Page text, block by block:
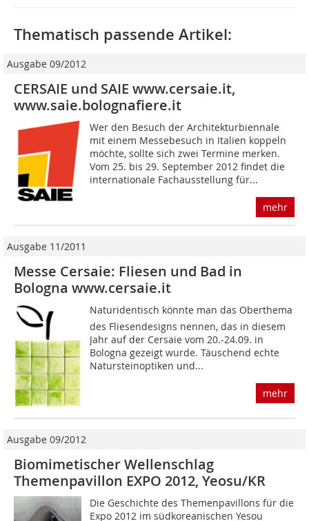
Thematisch passende Artikel:
Ausgabe 09/2012
CERSAIE und SAIE www.cersaie.it,
www.saie.bolognafiere.it
Wer den Besuch der Architekturbiennale
mit einem Messebesuch in Italien koppeln
möchte, sollte sich zwei Termine merken.
Vom 25. bis 29. September 2012 findet die
internationale Fachausstellung für...
mehr
Ausgabe 11/2011
Messe Cersaie: Fliesen und Bad in
Bologna www.cersaie.it
Naturidentisch könnte man das Oberthema
des Fliesendesigns nennen, das in diesem
Jahr auf der Cersaie vom 20.-24.09. in
Bologna gezeigt wurde. Täuschend echte
Natursteinoptiken und...
mehr
Ausgabe 09/2012
Biomimetischer Wellenschlag
Themenpavillon EXPO 2012, Yeosu/KR
Die Geschichte des Themenpavillons für die
Expo 2012 im südkoreanischen Yesou